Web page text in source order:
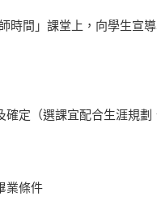
時間」課堂上，向學生宣
確定（選課宜配合生涯規劃
業條件